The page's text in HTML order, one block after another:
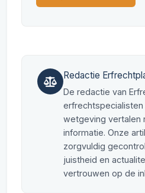
Redactie
De redactie van
wetgeving vertalen
informatie. Onze
zorgvuldig
juistheid en
vertrouwen op de